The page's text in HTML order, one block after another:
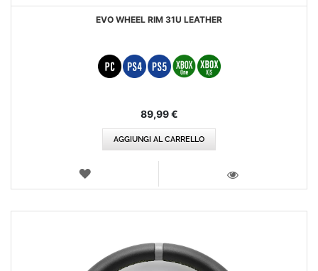
EVO WHEEL RIM 31U LEATHER
89,99 €
AGGIUNGI AL CARRELLO
LISTA